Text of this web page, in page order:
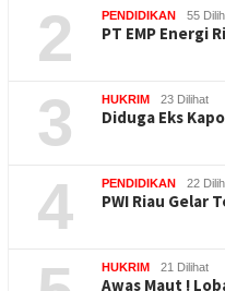
2 PENDIDIKAN 55
PT EMP Energi
3 HUKRIM 23 Dilihat
Diduga Eks
4 PENDIDIKAN 22
PWI Riau Gelar
HUKRIM 21 Dilihat
Awas Maut !